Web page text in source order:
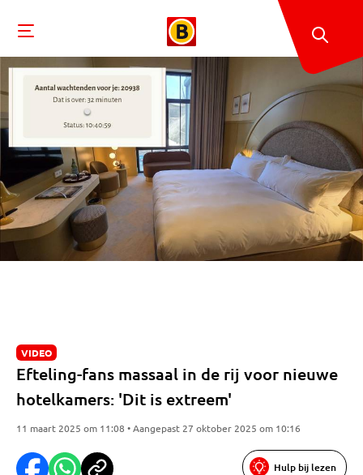
VIDEO
Efteling-fans massaal in de rij voor nieuwe
hotelkamers: 'Dit is extreem'
11 maart 2025 om 11:08 • Aangepast 27 oktober 2025 om 10:16
Hulp bij lezen